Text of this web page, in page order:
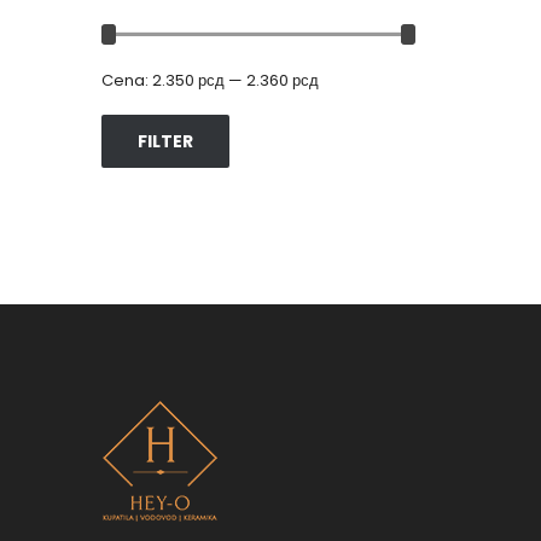
FILTER
Cena: 2.350 рсд — 2.360 рсд